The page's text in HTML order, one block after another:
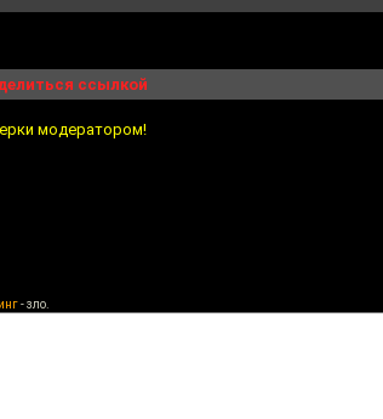
ссылкой
модератором!
- зло.